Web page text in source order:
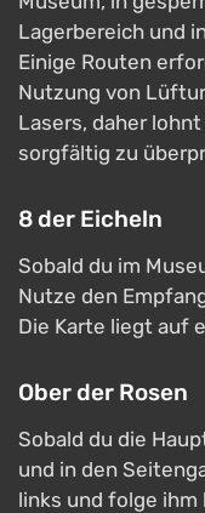
Lagerbereich und
Einige Routen
Nutzung von
Lasers, daher
sorgfältig zu
8 der Eicheln
Sobald du im
Nutze den
Die Karte liegt auf
Ober der Rosen
Sobald du die
und in den
links und folge ihm